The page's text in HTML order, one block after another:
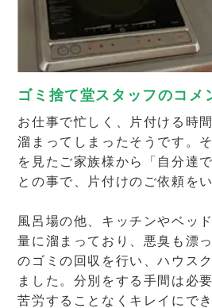
ゴミ捨て堂スタッフのコメ
お仕事で忙しく、片付ける時
溜まってしまったそうです。
を見たご家族様から「自分達
との事で、片付けのご依頼を
風呂場の他、キッチンやベッ
量に溜まっており、悪臭も漂
のゴミの回収を行い、ハウス
ました。分別をする手間は必
苦労することなくキレイにで